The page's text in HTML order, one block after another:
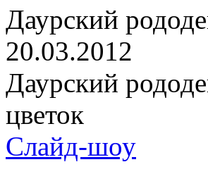
Даурский
20.03.2012
Даурский
цветок
Слайд-шоу